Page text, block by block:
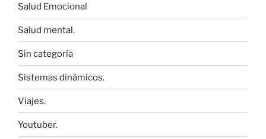
Salud Emocional
Salud mental.
Sin categoría
Sistemas dinámicos.
Viajes.
Youtuber.